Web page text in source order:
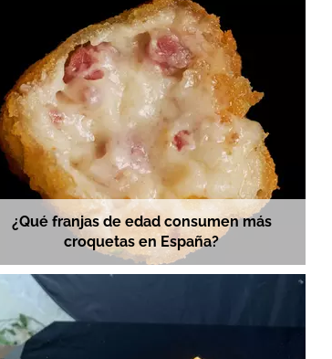
¿Qué franjas de edad consumen más
croquetas en España?